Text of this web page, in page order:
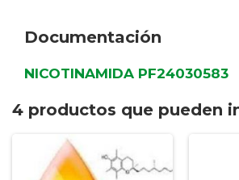
Documentación
NICOTINAMIDA PF24030583
4 productos que pueden